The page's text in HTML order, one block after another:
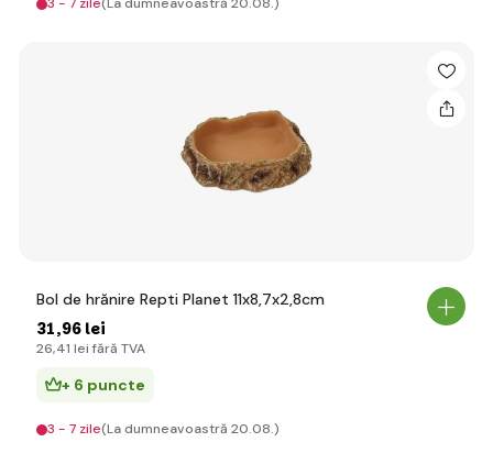
Bol de hrănire Repti Planet 11x8,7x2,8cm
31,96 lei
26,41 lei fără TVA
+ 6 puncte
3 - 7 zile(La dumneavoastră 20.08.)